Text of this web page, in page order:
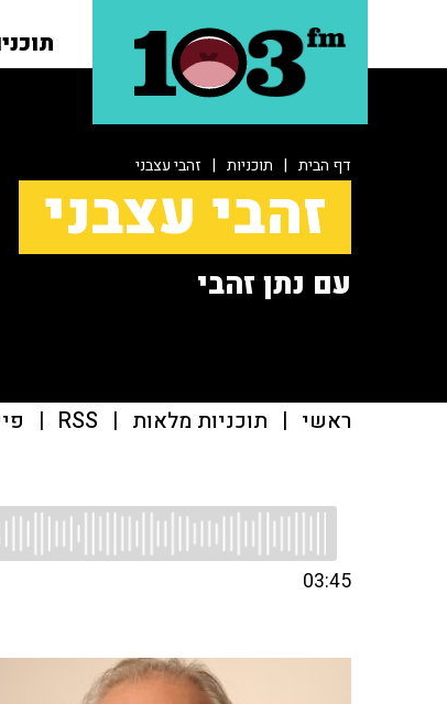
דף הבית | תוכניות | זהבי עצבני
זהבי עצבני
עם נתן זהבי
ראשי | תוכניות מלאות |
RSS
|
03:45